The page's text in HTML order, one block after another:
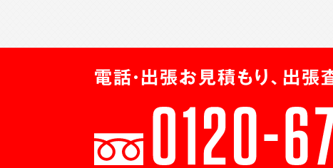
電話・出張お見積もり、出